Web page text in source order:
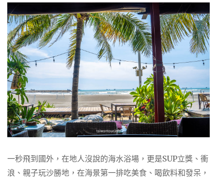
一秒飛到國外，在地人沒說的海水浴場，更是SUP立獎、衝
浪、親子玩沙勝地，在海景第一排吃美食、喝飲料和發呆，